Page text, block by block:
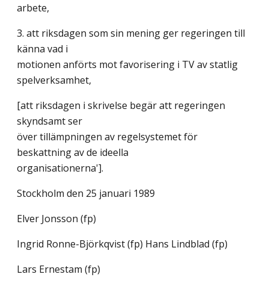
arbete,
3. att riksdagen som sin mening ger regeringen till
känna vad i
motionen anförts mot favorisering i TV av statlig
spelverksamhet,
[att riksdagen i skrivelse begär att regeringen
skyndsamt ser
över tillämpningen av regelsystemet för
beskattning av de ideella
organisationerna'].
Stockholm den 25 januari 1989
Elver Jonsson (fp)
Ingrid Ronne-Björkqvist (fp) Hans Lindblad (fp)
Lars Ernestam (fp)